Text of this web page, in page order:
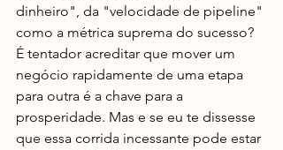
dinheiro", da "velocidade de pipeline"
como a métrica suprema do sucesso?
É tentador acreditar que mover um
negócio rapidamente de uma etapa
para outra é a chave para a
prosperidade. Mas e se eu te dissesse
que essa corrida incessante pode estar